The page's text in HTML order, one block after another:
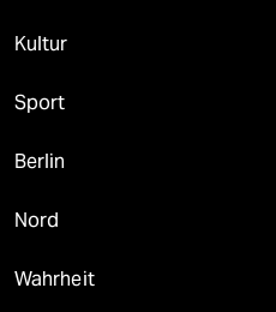
Kultur
Sport
Berlin
Nord
Wahrheit